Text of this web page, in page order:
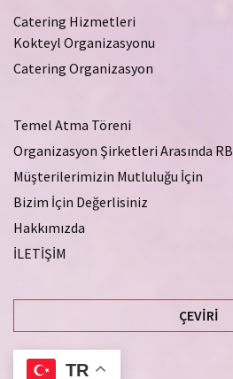
Catering Hizmetleri
Kokteyl Organizasyonu
Catering Organizasyon
Temel Atma Töreni
Organizasyon Şirketleri Arasında RB
Müşterilerimizin Mutluluğu İçin
Bizim İçin Değerlisiniz
Hakkımızda
İLETİŞİM
ÇEVIRI
TR